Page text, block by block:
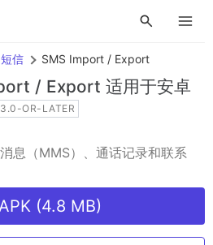
信 SMS Import / Export
/ Export 适用于安卓
OR-LATER
息（MMS）、通话记录和联系
(4.8 MB)